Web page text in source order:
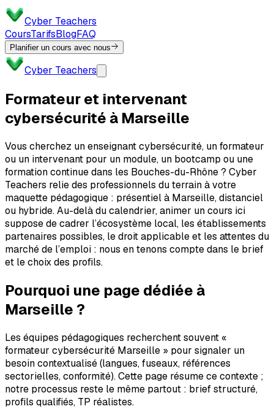
Cyber Teachers
CoursTarifsBlogFAQ
Planifier un cours avec nous
Cyber Teachers
Formateur et intervenant
cybersécurité à Marseille
Vous cherchez un enseignant cybersécurité, un formateur
ou un intervenant pour un module, un bootcamp ou une
formation continue dans les Bouches-du-Rhône ? Cyber
Teachers relie des professionnels du terrain à votre
maquette pédagogique : présentiel à Marseille, distanciel
ou hybride. Au-delà du calendrier, animer un cours ici
suppose de cadrer l’écosystème local, les établissements
partenaires possibles, le droit applicable et les attentes du
marché de l’emploi : nous en tenons compte dans le brief
et le choix des profils.
Pourquoi une page dédiée à
Marseille ?
Les équipes pédagogiques recherchent souvent «
formateur cybersécurité Marseille » pour signaler un
besoin contextualisé (langues, fuseaux, références
sectorielles, conformité). Cette page résume ce contexte ;
notre processus reste le même partout : brief structuré,
profils qualifiés, TP réalistes.